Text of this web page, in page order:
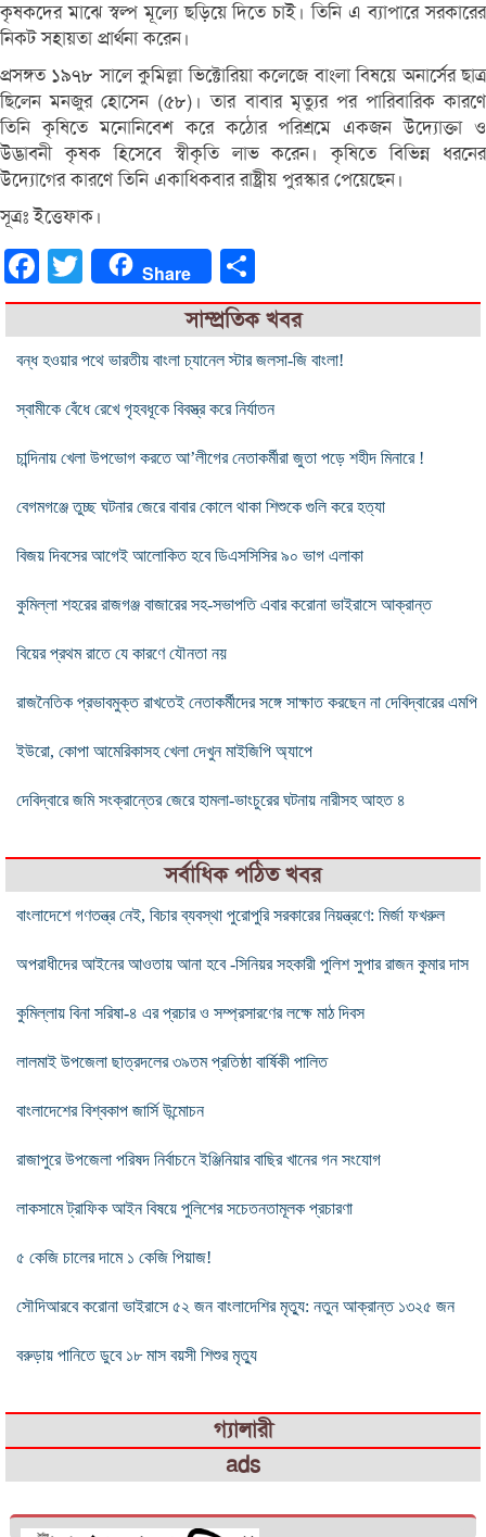
কৃষকদের মাঝে স্বল্প মূল্যে ছড়িয়ে দিতে চাই। তিনি এ ব্যাপারে সরকারের
নিকট সহায়তা প্রার্থনা করেন।
প্রসঙ্গত ১৯৭৮ সালে কুমিল্লা ভিক্টোরিয়া কলেজে বাংলা বিষয়ে অনার্সের ছাত্র
ছিলেন মনজুর হোসেন (৫৮)। তার বাবার মৃত্যুর পর পারিবারিক কারণে
তিনি কৃষিতে মনোনিবেশ করে কঠোর পরিশ্রমে একজন উদ্যোক্তা ও
উদ্ভাবনী কৃষক হিসেবে স্বীকৃতি লাভ করেন। কৃষিতে বিভিন্ন ধরনের
উদ্যোগের কারণে তিনি একাধিকবার রাষ্ট্রীয় পুরস্কার পেয়েছেন।
সূত্রঃ ইত্তেফাক।
FacebookTwitter Share
সাম্প্রতিক খবর
বন্ধ হওয়ার পথে ভারতীয় বাংলা চ্যানেল স্টার জলসা-জি বাংলা!
স্বামীকে বেঁধে রেখে গৃহবধূকে বিবস্ত্র করে নির্যাতন
চান্দিনায় খেলা উপভোগ করতে আ’লীগের নেতাকর্মীরা জুতা পড়ে শহীদ মিনারে !
বেগমগঞ্জে তুচ্ছ ঘটনার জেরে বাবার কোলে থাকা শিশুকে গুলি করে হত্যা
বিজয় দিবসের আগেই আলোকিত হবে ডিএসসিসির ৯০ ভাগ এলাকা
কুমিল্লা শহরের রাজগঞ্জ বাজারের সহ-সভাপতি এবার করোনা ভাইরাসে আক্রান্ত
বিয়ের প্রথম রাতে যে কারণে যৌনতা নয়
রাজনৈতিক প্রভাবমুক্ত রাখতেই নেতাকর্মীদের সঙ্গে সাক্ষাত করছেন না দেবিদ্বারের এমপি
ইউরো, কোপা আমেরিকাসহ খেলা দেখুন মাইজিপি অ্যাপে
দেবিদ্বারে জমি সংক্রান্তের জেরে হামলা-ভাংচুরের ঘটনায় নারীসহ আহত ৪
সর্বাধিক পঠিত খবর
বাংলাদেশে গণতন্ত্র নেই, বিচার ব্যবস্থা পুরোপুরি সরকারের নিয়ন্ত্রণে: মির্জা ফখরুল
অপরাধীদের আইনের আওতায় আনা হবে -সিনিয়র সহকারী পুলিশ সুপার রাজন কুমার দাস
কুমিল্লায় বিনা সরিষা-৪ এর প্রচার ও সম্প্রসারণের লক্ষে মাঠ দিবস
লালমাই উপজেলা ছাত্রদলের ৩৯তম প্রতিষ্ঠা বার্ষিকী পালিত
বাংলাদেশের বিশ্বকাপ জার্সি উন্মোচন
রাজাপুরে উপজেলা পরিষদ নির্বাচনে ইঞ্জিনিয়ার বাছির খানের গন সংযোগ
লাকসামে ট্রাফিক আইন বিষয়ে পুলিশের সচেতনতামূলক প্রচারণা
৫ কেজি চালের দামে ১ কেজি পিয়াজ!
সৌদিআরবে করোনা ভাইরাসে ৫২ জন বাংলাদেশির মৃত্যু: নতুন আক্রান্ত ১৩২৫ জন
বরুড়ায় পানিতে ডুবে ১৮ মাস বয়সী শিশুর মৃত্যু
গ্যালারী
ads